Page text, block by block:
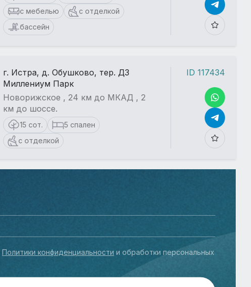
с мебелью
с отделкой
бассейн
г. Истра, д. Обушково, тер. ДЗ
Миллениум Парк
Новорижское , 24 км до МКАД , 2
км до шоссе.
15 сот.
5 спален
с отделкой
ID 117434
Политики конфиденциальности и обработки персональных